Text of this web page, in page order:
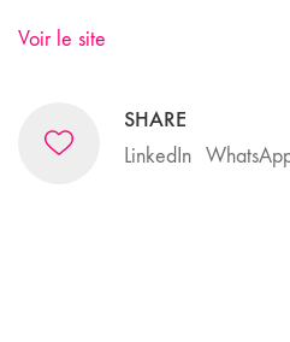
Voir le site
SHARE
LinkedIn